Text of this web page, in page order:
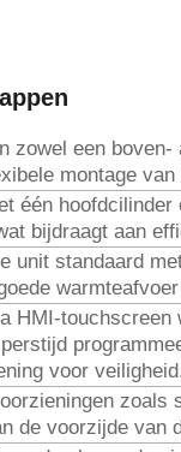
zowel een
montage
één
bijdraagt aan
unit standaard
HMI-touchscreen
voor
de voorzijde van